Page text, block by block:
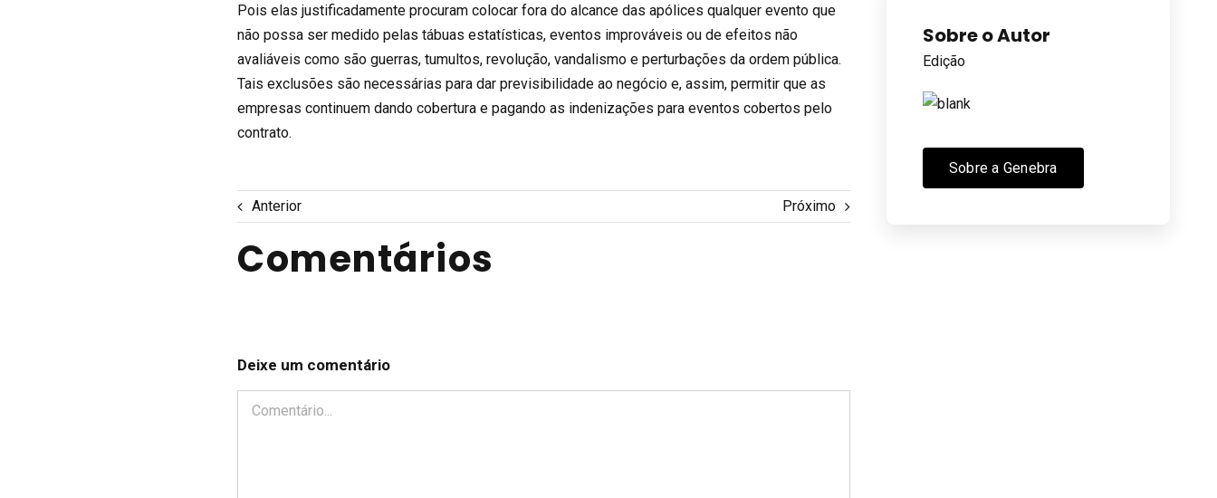
Pois elas justificadamente procuram colocar fora do alcance das apólices qualquer evento que
não possa ser medido pelas tábuas estatísticas, eventos improváveis ou de efeitos não
avaliáveis como são guerras, tumultos, revolução, vandalismo e perturbações da ordem pública.
Tais exclusões são necessárias para dar previsibilidade ao negócio e, assim, permitir que as
empresas continuem dando cobertura e pagando as indenizações para eventos cobertos pelo
contrato.
Anterior Próximo
Comentários
Deixe um comentário
Comentário
Sobre o Autor
Edição
Sobre a Genebra